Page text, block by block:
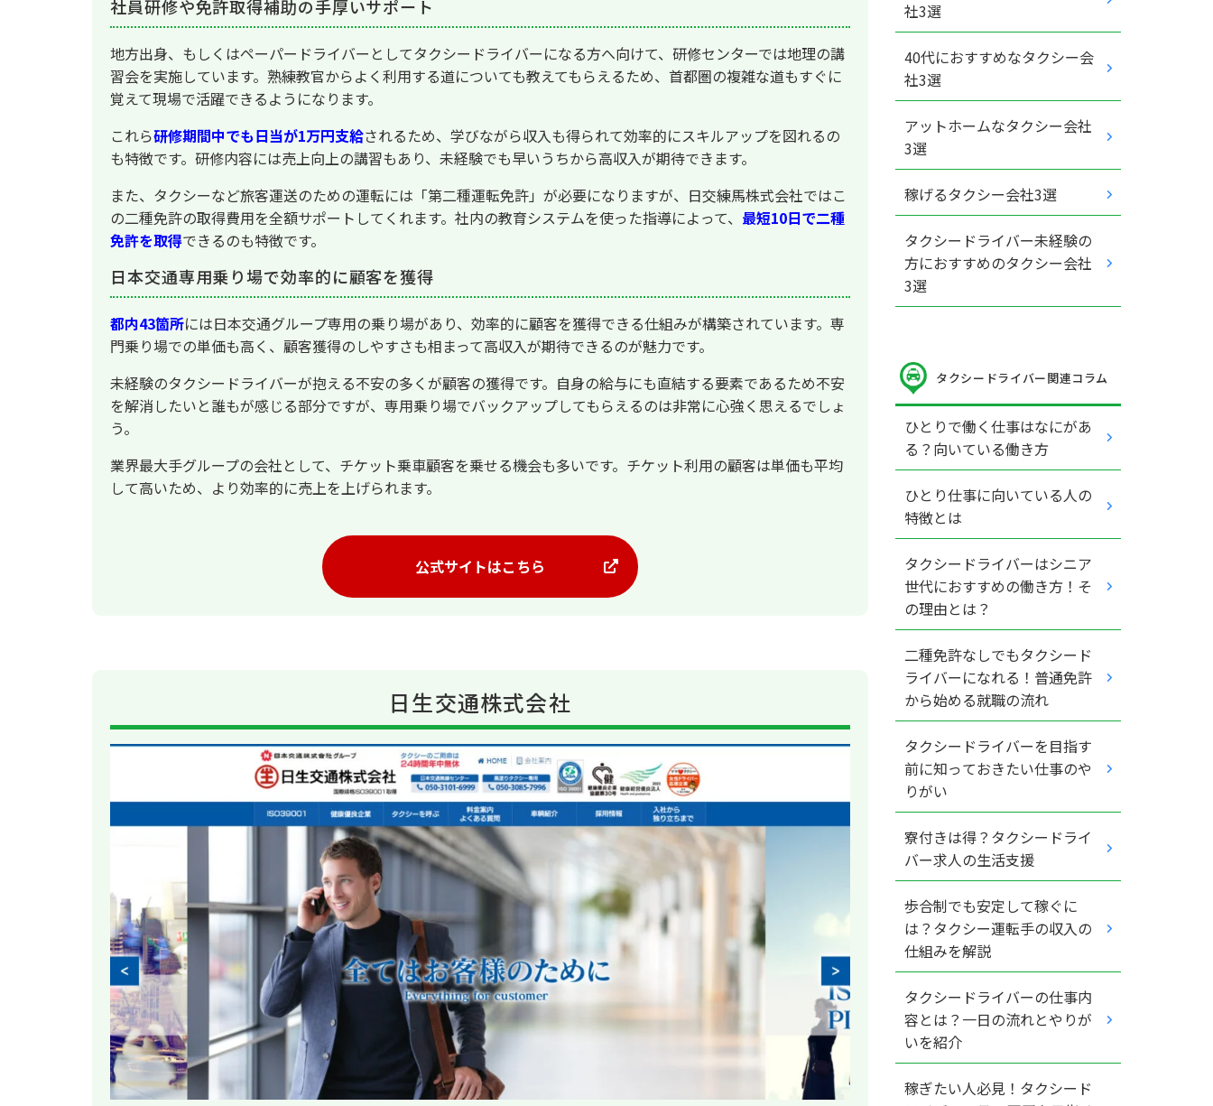
社員研修や免許取得補助の手厚いサポート
地方出身、もしくはペーパードライバーとしてタクシードライバーになる方へ向けて、研修センターでは地理の講
習会を実施しています。熟練教官からよく利用する道についても教えてもらえるため、首都圏の複雑な道もすぐに
覚えて現場で活躍できるようになります。
これら研修期間中でも日当が1万円支給されるため、学びながら収入も得られて効率的にスキルアップを図れるの
も特徴です。研修内容には売上向上の講習もあり、未経験でも早いうちから高収入が期待できます。
また、タクシーなど旅客運送のための運転には「第二種運転免許」が必要になりますが、日交練馬株式会社ではこ
の二種免許の取得費用を全額サポートしてくれます。社内の教育システムを使った指導によって、 最短10日で二種
免許を取得できるのも特徴です。
日本交通専用乗り場で効率的に顧客を獲得
都内43箇所には日本交通グループ専用の乗り場があり、効率的に顧客を獲得できる仕組みが構築されています。専
門乗り場での単価も高く、顧客獲得のしやすさも相まって高収入が期待できるのが魅力です。
未経験のタクシードライバーが抱える不安の多くが顧客の獲得です。自身の給与にも直結する要素であるため不安
を解消したいと誰もが感じる部分ですが、専用乗り場でバックアップしてもらえるのは非常に心強く思えるでしょ
う。
業界最大手グループの会社として、チケット乗車顧客を乗せる機会も多いです。チケット利用の顧客は単価も平均
して高いため、より効率的に売上を上げられます。
公式サイトはこちら
日生交通株式会社
社3選
40代におすすめなタクシー会
社3選
アットホームなタクシー会社
3選
稼げるタクシー会社3選
タクシードライバー未経験の
方におすすめのタクシー会社
3選
タクシードライバー関連コラム
ひとりで働く仕事はなにがあ
る？向いている働き方
ひとり仕事に向いている人の
特徴とは
タクシードライバーはシニア
世代におすすめの働き方！そ
の理由とは？
二種免許なしでもタクシード
ライバーになれる！普通免許
から始める就職の流れ
タクシードライバーを目指す
前に知っておきたい仕事のや
りがい
寮付きは得？タクシードライ
バー求人の生活支援
歩合制でも安定して稼ぐに
は？タクシー運転手の収入の
仕組みを解説
タクシードライバーの仕事内
容とは？一日の流れとやりが
いを紹介
稼ぎたい人必見！タクシード